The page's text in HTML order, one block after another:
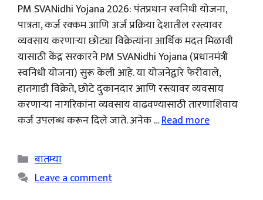
PM SVANidhi Yojana 2026: पंतप्रधान स्वनिधी योजना,
पात्रता, कर्ज रक्कम आणि अर्ज प्रक्रिया देशातील रस्त्यावर
व्यवसाय करणाऱ्या छोट्या विक्रेत्यांना आर्थिक मदत मिळावी
यासाठी केंद्र सरकारने PM SVANidhi Yojana (प्रधानमंत्री
स्वनिधी योजना) सुरू केली आहे. या योजनेद्वारे फेरीवाले,
हातगाडी विक्रेते, छोटे दुकानदार आणि रस्त्यावर व्यवसाय
करणाऱ्या नागरिकांना व्यवसाय वाढवण्यासाठी तारणाशिवाय
कर्ज उपलब्ध करून दिले जाते. अनेक …Read more
Categories
बातम्या
Leave a comment